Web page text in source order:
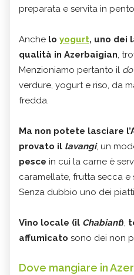
preparata e servita in
Anche lo yogurt, uno dei
qualità in Azerbaigian,
Menzioniamo pertanto il
verdure, yogurt e riso, da
fredda.
Ma non potete lasciare
provato il lavangi, un
pesce in cui la carne è
caramellate, frutta secca e
Senza dubbio uno dei
Vino locale (il Chabiant),
affumicato sono dei non
Dove mangiare in